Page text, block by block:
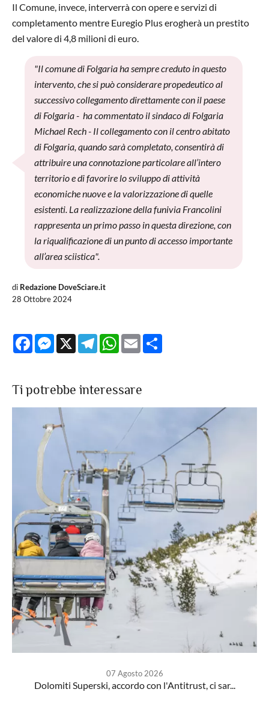
Il Comune, invece, interverrà con opere e servizi di
completamento mentre Euregio Plus erogherà un prestito
del valore di 4,8 milioni di euro.
"Il comune di Folgaria ha sempre creduto in questo
intervento, che si può considerare propedeutico al
successivo collegamento direttamente con il paese
di Folgaria - ha commentato il sindaco di Folgaria
Michael Rech - Il collegamento con il centro abitato
di Folgaria, quando sarà completato, consentirà di
attribuire una connotazione particolare all’intero
territorio e di favorire lo sviluppo di attività
economiche nuove e la valorizzazione di quelle
esistenti. La realizzazione della funivia Francolini
rappresenta un primo passo in questa direzione, con
la riqualificazione di un punto di accesso importante
all’area sciistica".
di Redazione DoveSciare.it
28 Ottobre 2024
FacebookMessenger
X TelegramWhatsApp
Email
Ti potrebbe interessare
07 Agosto 2026
Dolomiti Superski, accordo con l'Antitrust, ci sar...